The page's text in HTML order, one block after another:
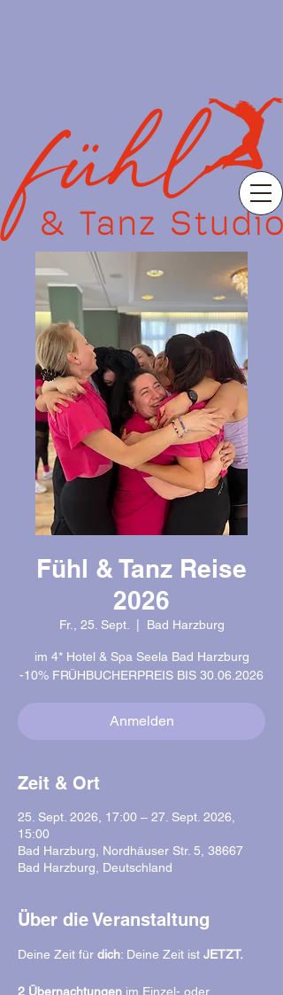
Fühl & Tanz Reise
2026
Fr., 25. Sept. Bad Harzburg
im 4* Hotel & Spa Seela Bad Harzburg
-10% FRÜHBUCHERPREIS BIS 30.06.2026
Anmelden
Zeit & Ort
25. Sept. 2026, 17:00 – 27. Sept. 2026,
15:00
Bad Harzburg, Nordhäuser Str. 5, 38667
Bad Harzburg, Deutschland
Über die Veranstaltung
Deine Zeit für dich: Deine Zeit ist JETZT.
2 Übernachtungen im Einzel- oder